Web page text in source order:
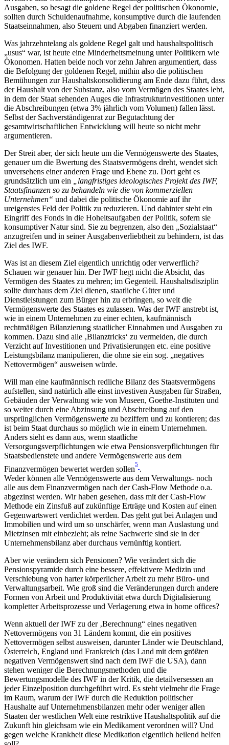
Ausgaben, so besagt die goldene Regel der politischen Ökonomie,
sollten durch Schuldenaufnahme, konsumptive durch die laufenden
Staatseinnahmen, also Steuern und Abgaben finanziert werden.
Was jahrzehntelang als goldene Regel galt und haushaltspolitisch
„usus“ war, ist heute eine Minderheitsmeinung unter Politikern wie
Ökonomen. Hatten beide noch vor zehn Jahren argumentiert, dass
die Befolgung der goldenen Regel, mithin also die politischen
Bemühungen zur Haushaltskonsolidierung am Ende dazu führt, dass
der Haushalt von der Substanz, also vom Vermögen des Staates lebt,
in dem der Staat sehenden Auges die Infrastrukturinvestitionen unter
die Abschreibungen (etwa 3% jährlich vom Volumen) fallen lässt.
Selbst der Sachverständigenrat zur Begutachtung der
gesamtwirtschaftlichen Entwicklung will heute so nicht mehr
argumentieren.
Der Streit aber, der sich heute um die Vermögenswerte des Staates,
genauer um die Bwertung des Staatsvermögens dreht, wendet sich
unversehens einer anderen Frage und Ebene zu. Dort geht es
grundsätzlich um ein
„langfristiges ideologisches Projekt des IWF,
Staatsfinanzen so zu behandeln wie die von kommerziellen
Unternehmen“ und dabei die politische Ökonomie auf ihr
ureigenstes Feld der Politik zu reduzieren. Und dahinter steht ein
Eingriff des Fonds in die Hoheitsaufgaben der Politik, sofern sie
konsumptiver Natur sind. Sie zu begrenzen, also den „Sozialstaat“
anzugreifen und in seiner Ausgabenverliebtheit zu behindern, ist das
Ziel des IWF.
Was ist an diesem Ziel eigentlich unrichtig oder verwerflich?
Schauen wir genauer hin. Der IWF hegt nicht die Absicht, das
Vermögen des Staates zu mehren; im Gegenteil. Haushaltsdisziplin
sollte durchaus dem Ziel dienen, staatliche Güter und
Dienstleistungen zum Bürger hin zu erbringen, so weit die
Vermögenswerte des Staates es zulassen. Was der IWF anstrebt ist,
wie in einem Unternehmen zu einer echten, kaufmännisch
rechtmäßigen Bilanzierung staatlicher Einnahmen und Ausgaben zu
kommen. Dazu sind alle ‚Bilanztricks‘ zu vermeiden, die durch
Verzicht auf Investitionen und Privatisierungen etc. eine positive
Leistungsbilanz manipulieren, die ohne sie ein sog. „negatives
Nettovermögen“ ausweisen würde.
Will man eine kaufmännisch redliche Bilanz des Staatsvermögens
aufstellen, sind natürlich alle einst investiven Ausgaben für Straßen,
Gebäuden der Verwaltung wie von Museen, Goethe-Instituten und
so weiter durch eine Abzinsung und Abschreibung auf den
ursprünglichen Vermögenswerte zu beziffern und zu kontieren; das
ist beim Staat durchaus so möglich wie in einem Unternehmen.
Anders sieht es dann aus, wenn staatliche
Versorgungsverpflichtungen wie etwa Pensionsverpflichtungen für
Staatsbedienstete und andere Vermögenswerte aus dem
Finanzvermögen bewertet werden sollen
5
.
Weder können alle Vermögenswerte aus dem Verwaltungs- noch
alle aus dem Finanzvermögen nach der Cash-Flow Methode o.a.
abgezinst werden. Wir haben gesehen, dass mit der Cash-Flow
Methode ein Zinsfuß auf zukünftige Erträge und Kosten auf einen
Gegenwartswert verdichtet werden. Das geht gut bei Anlagen und
Immobilien und wird um so unschärfer, wenn man Auslastung und
Mietzinsen mit einbezieht; als reine Sachwerte sind sie in der
Unternehmensbilanz aber durchaus vernünftig kontiert.
Aber wie verändern sich Pensionen? Wie verändert sich die
Pensionspyramide durch eine bessere, effektivere Medizin und
Verschiebung von harter körperlicher Arbeit zu mehr Büro- und
Verwaltungsarbeit. Wie groß sind die Veränderungen durch andere
Formen von Arbeit und Produktivität etwa durch Digitalisierung
kompletter Arbeitsprozesse und Verlagerung etwa in home offices?
Wenn aktuell der IWF zu der ‚Berechnung“ eines negativen
Nettovermögens von 31 Ländern kommt, die ein positives
Nettovermögen selbst ausweisen, darunter Länder wie Deutschland,
Österreich, England und Frankreich (das Land mit dem größten
negativen Vermögenswert sind nach dem IWF die USA), dann
stehen weniger die Berechnungsmethoden und die
Bewertungsmodelle des IWF in der Kritik, die detailversessen an
jeder Einzelposition durchgeführt wird. Es steht vielmehr die Frage
im Raum, warum der IWF durch die Reduktion politischer
Haushalte auf Unternehmensbilanzen mehr oder weniger allen
Staaten der westlichen Welt eine restriktive Haushaltspolitik auf die
Zukunft hin gleichsam wie ein Medikament verordnen will? Und
gegen welche Krankheit diese Medikation eigentlich heilend helfen